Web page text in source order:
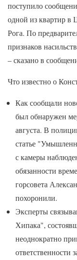
поступило
одной из квартир в
Рога. По
признаков
– сказано в
Что известно о
Как сообщали
был обнаружен
августа. В
статье
с камеры
обязанности
горсовета
похоронили.
Эксперты
Хипака",
неоднократно
ответственности